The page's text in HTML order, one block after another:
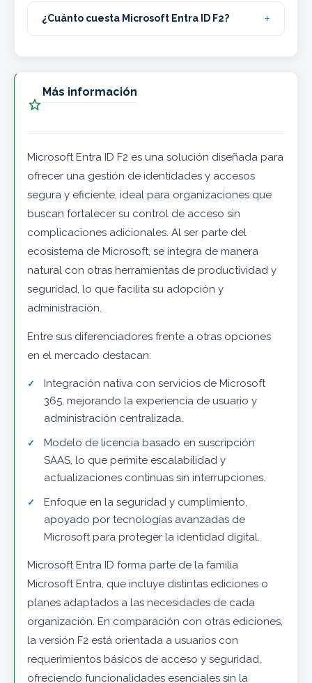
¿Cuánto cuesta Microsoft Entra ID F2?

Más información
Microsoft Entra ID F2 es una solución diseñada para
ofrecer una gestión de identidades y accesos
segura y eficiente, ideal para organizaciones que
buscan fortalecer su control de acceso sin
complicaciones adicionales. Al ser parte del
ecosistema de Microsoft, se integra de manera
natural con otras herramientas de productividad y
seguridad, lo que facilita su adopción y
administración.
Entre sus diferenciadores frente a otras opciones
en el mercado destacan:
Integración nativa con servicios de Microsoft
365, mejorando la experiencia de usuario y
administración centralizada.
Modelo de licencia basado en suscripción
SAAS, lo que permite escalabilidad y
actualizaciones continuas sin interrupciones.
Enfoque en la seguridad y cumplimiento,
apoyado por tecnologías avanzadas de
Microsoft para proteger la identidad digital.
Microsoft Entra ID forma parte de la familia
Microsoft Entra, que incluye distintas ediciones o
planes adaptados a las necesidades de cada
organización. En comparación con otras ediciones,
la versión F2 está orientada a usuarios con
requerimientos básicos de acceso y seguridad,
ofreciendo funcionalidades esenciales sin la